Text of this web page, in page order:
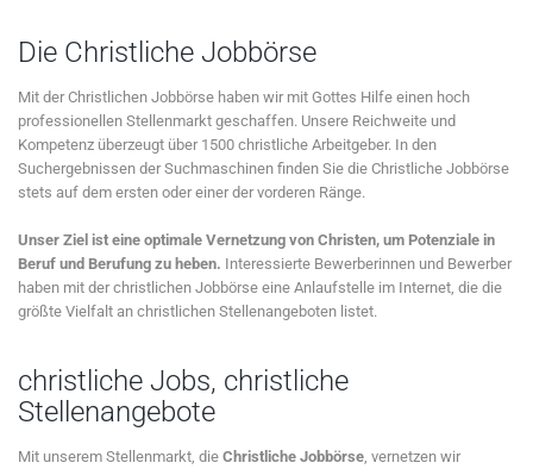
Die Christliche Jobbörse
Mit der Christlichen Jobbörse haben wir mit Gottes Hilfe einen hoch
professionellen Stellenmarkt geschaffen. Unsere Reichweite und
Kompetenz überzeugt über 1500 christliche Arbeitgeber. In den
Suchergebnissen der Suchmaschinen finden Sie die Christliche Jobbörse
stets auf dem ersten oder einer der vorderen Ränge.
Unser Ziel ist eine optimale Vernetzung von Christen, um Potenziale in
Beruf und Berufung zu heben. Interessierte Bewerberinnen und Bewerber
haben mit der christlichen Jobbörse eine Anlaufstelle im Internet, die die
größte Vielfalt an christlichen Stellenangeboten listet.
christliche Jobs, christliche
Stellenangebote
Mit unserem Stellenmarkt, die Christliche Jobbörse, vernetzen wir